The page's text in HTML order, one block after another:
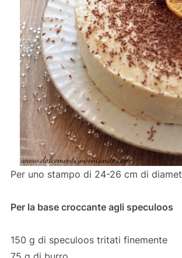
Per uno stampo di 24-26 cm di
Per la base croccante agli speculoos
150 g di speculoos tritati finemente